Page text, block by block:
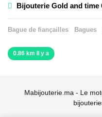
Bijouterie Gold and time
Bague de fiançailles Bagues
0.86 km Il y a
Mabijouterie.ma - Le